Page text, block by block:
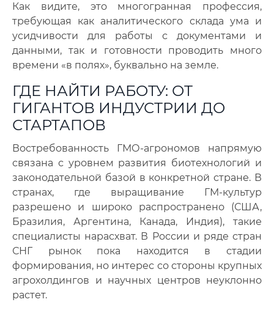
Как видите, это многогранная профессия,
требующая как аналитического склада ума и
усидчивости для работы с документами и
данными, так и готовности проводить много
времени «в полях», буквально на земле.
ГДЕ НАЙТИ РАБОТУ: ОТ
ГИГАНТОВ ИНДУСТРИИ ДО
СТАРТАПОВ
Востребованность ГМО-агрономов напрямую
связана с уровнем развития биотехнологий и
законодательной базой в конкретной стране. В
странах, где выращивание ГМ-культур
разрешено и широко распространено (США,
Бразилия, Аргентина, Канада, Индия), такие
специалисты нарасхват. В России и ряде стран
СНГ рынок пока находится в стадии
формирования, но интерес со стороны крупных
агрохолдингов и научных центров неуклонно
растет.